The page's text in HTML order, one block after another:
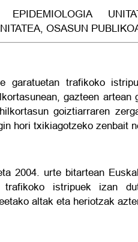
EPIDEMIOLOGIA
OSASUN
garatuetan trafikoko
gazteen artean
goiztiarraren
hori txikiagotzeko zenbait
2004. urte bitartean
trafikoko istripuek izan
altak eta heriotzak